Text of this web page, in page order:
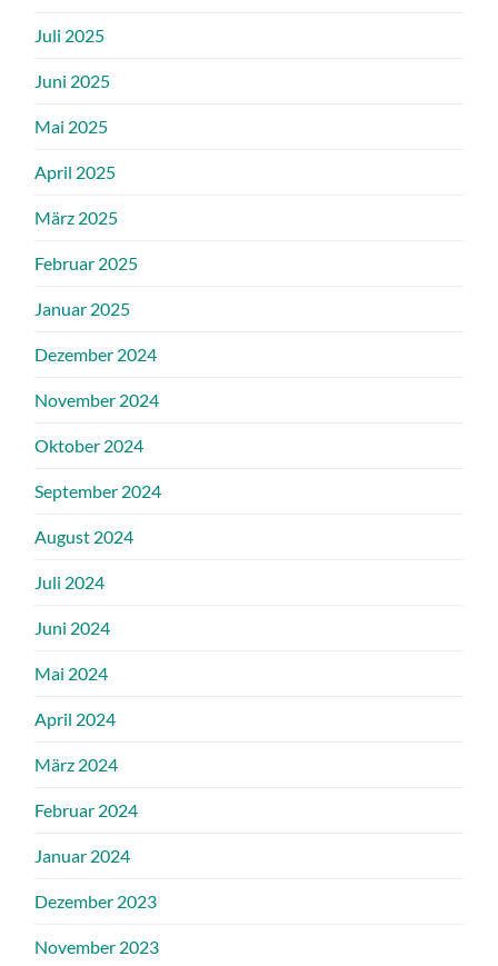
Juli 2025
Juni 2025
Mai 2025
April 2025
März 2025
Februar 2025
Januar 2025
Dezember 2024
November 2024
Oktober 2024
September 2024
August 2024
Juli 2024
Juni 2024
Mai 2024
April 2024
März 2024
Februar 2024
Januar 2024
Dezember 2023
November 2023